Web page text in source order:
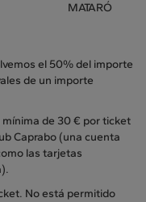
MATARÓ
el 50% del importe
de un importe
de 30 € por ticket
Caprabo (una cuenta
las tarjetas
No está permitido